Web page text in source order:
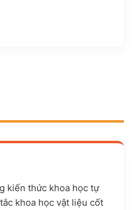
kiến thức khoa học tự
khoa học vật liệu cốt